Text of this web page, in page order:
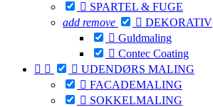
 SPARTEL & FUGE
add remove  DEKORATIV
 Guldmaling
 Contec Coating
   UDENDØRS MALING
 FACADEMALING
 SOKKELMALING